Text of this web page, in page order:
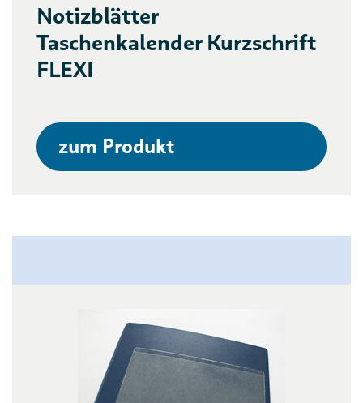
Notizblätter
Taschenkalender Kurzschrift
FLEXI
zum Produkt